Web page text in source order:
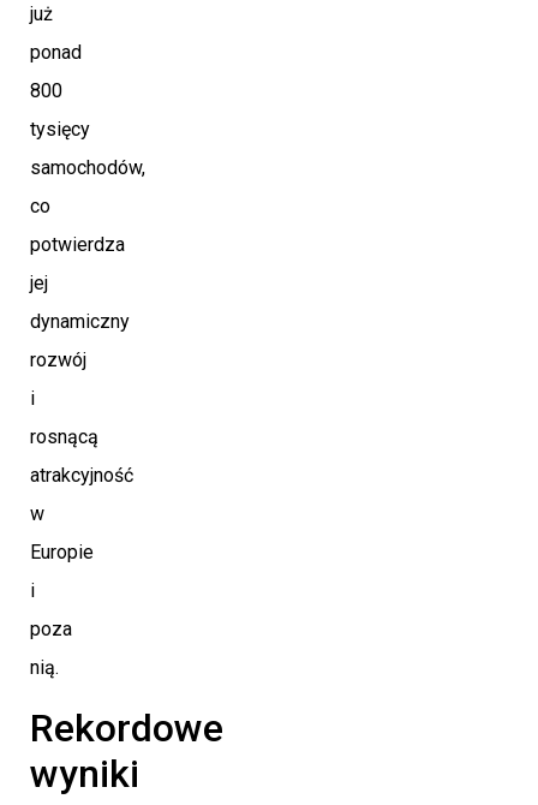
już
ponad
800
tysięcy
samochodów,
co
potwierdza
jej
dynamiczny
rozwój
i
rosnącą
atrakcyjność
w
Europie
i
poza
nią.
Rekordowe
wyniki